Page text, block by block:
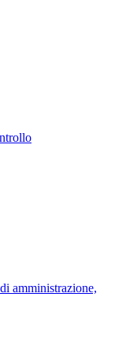
amministrazione,